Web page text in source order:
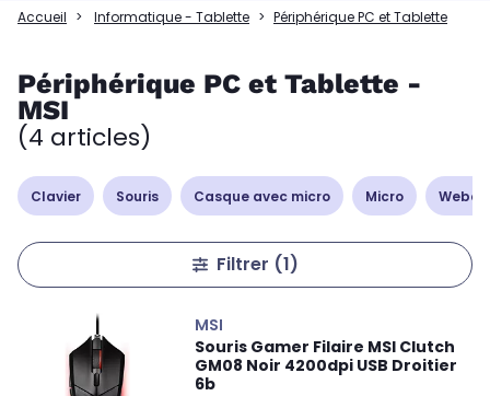
Accéder directement au chatbot
Accueil Informatique - Tablette Périphérique PC et Tablette
Périphérique PC et Tablette -
MSI
(4 articles)
Clavier Souris Casque avec micro Micro
Filtrer (1)
MSI
Souris Gamer Filaire MSI Clutch
GM08 Noir 4200dpi USB Droitier
6b